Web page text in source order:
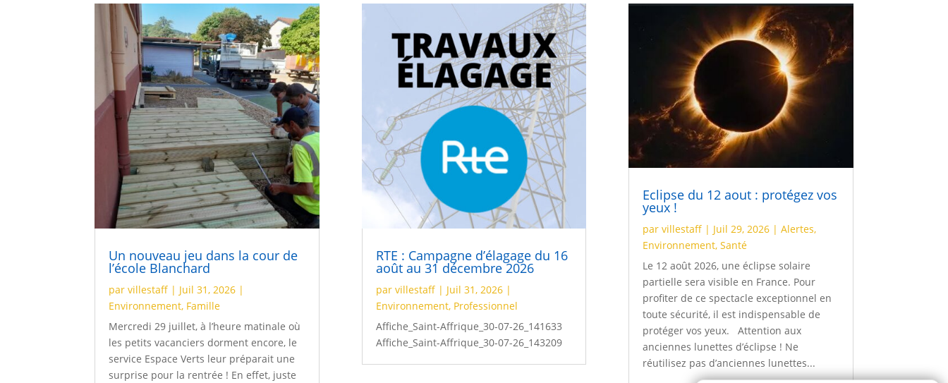
Un nouveau jeu dans la cour de
l’école Blanchard
parvillestaff | Juil 31, 2026 |
Environnement, Famille
Mercredi 29 juillet, à l’heure matinale où
les petits vacanciers dorment encore, le
service Espace Verts leur préparait une
surprise pour la rentrée ! En effet, juste
RTE : Campagne d’élagage du 16
août au 31 décembre 2026
par villestaff| Juil 31, 2026|
Environnement, Professionnel
Affiche_Saint-Affrique_30-07-26_141633
Affiche_Saint-Affrique_30-07-26_143209
Eclipse du 12 aout : protégez vos
yeux !
par villestaff| Juil 29, 2026| Alertes,
Environnement, Santé
Le 12 août 2026, une éclipse solaire
partielle sera visible en France. Pour
profiter de ce spectacle exceptionnel en
toute sécurité, il est indispensable de
protéger vos yeux. Attention aux
anciennes lunettes d’éclipse ! Ne
réutilisez pas d’anciennes lunettes...